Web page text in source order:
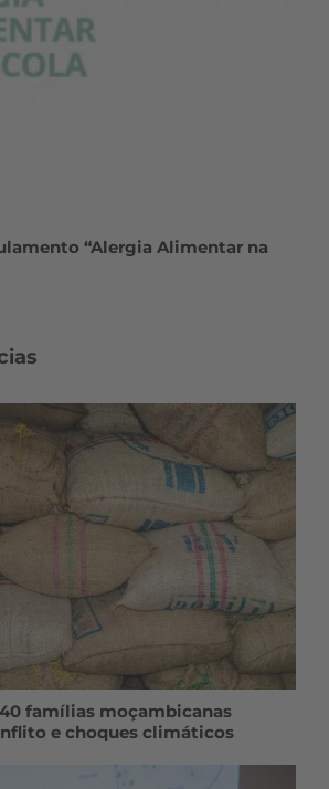
“Alergia Alimentar na
famílias moçambicanas
e choques climáticos